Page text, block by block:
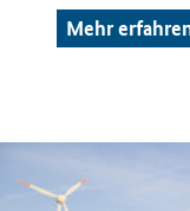
Mehr